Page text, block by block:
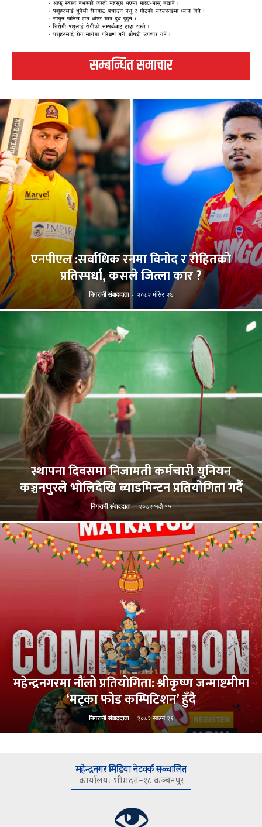
सम्बन्धित समाचार
एनपीएल :सर्वाधिक रनमा विनोद र रोहितको
प्रतिस्पर्धा, कसले जित्ला कार ?
निगरानी संवाददाता - २०८२ मंसिर २६
स्थापना दिवसमा निजामती कर्मचारी युनियन
कञ्चनपुरले भोलिदेखि ब्याडमिन्टन प्रतियोगिता गर्दै
निगरानी संवाददाता - २०८२ भदौ १५
महेन्द्रनगरमा नौंलो प्रतियोगिता: श्रीकृष्ण जन्माष्टमीमा
‘मट्का फोड कम्पिटिशन’ हुँदै
निगरानी संवाददाता - २०८२ साउन २९
महेन्द्रनगर मिडिया नेटवर्क सञ्चालित
कार्यालयः भीमदत्त–१८ कञ्चनपुर